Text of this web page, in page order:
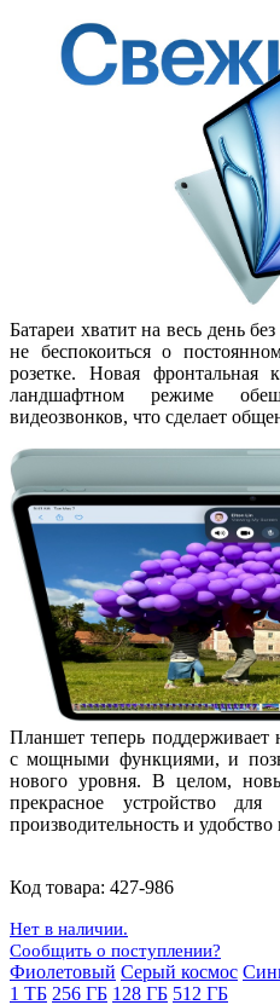
Батареи хватит на весь день
не беспокоиться о
розетке. Новая
ландшафтном режиме
видеозвонков, что сделает
Планшет теперь
с мощными функциями, и
нового уровня. В целом,
прекрасное устройство
производительность и
Код товара: 427-986
Нет в наличии.
Сообщить о поступлении?
Фиолетовый Серый космос
1 ТБ 256 ГБ 128 ГБ 512 ГБ